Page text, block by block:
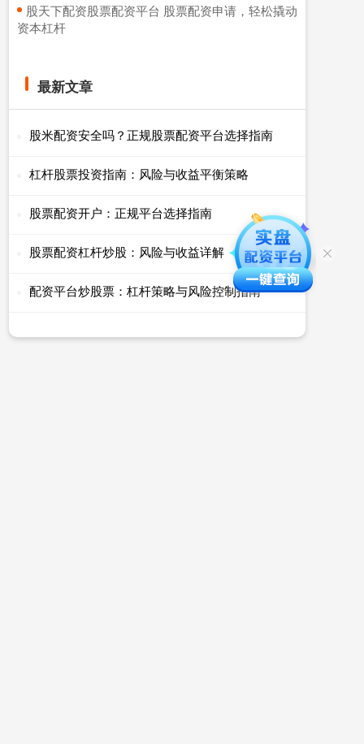
​股天下配资股票配资平台 股票配资申请，轻松撬动
资本杠杆
最新文章
股米配资安全吗？正规股票配资平台选择指南
杠杆股票投资指南：风险与收益平衡策略
股票配资开户：正规平台选择指南
股票配资杠杆炒股：风险与收益详解
配资平台炒股票：杠杆策略与风险控制指南